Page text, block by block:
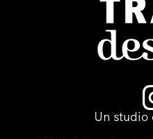
Un studio